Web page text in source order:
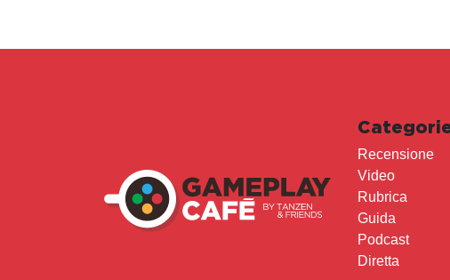
Recensione
Video
Rubrica
Guida
Podcast
Diretta